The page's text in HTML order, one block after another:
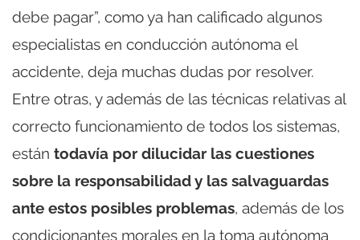
debe pagar”, como ya han calificado algunos
especialistas en conducción autónoma el
accidente, deja muchas dudas por resolver.
Entre otras, y además de las técnicas relativas al
correcto funcionamiento de todos los sistemas,
están todavía por dilucidar las cuestiones
sobre la responsabilidad y las salvaguardas
ante estos posibles problemas, además de los
condicionantes morales en la toma autónoma